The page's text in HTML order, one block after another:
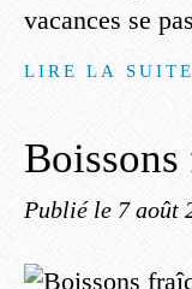
vacances se
LIRE LA SUITE
Publié le 7 août